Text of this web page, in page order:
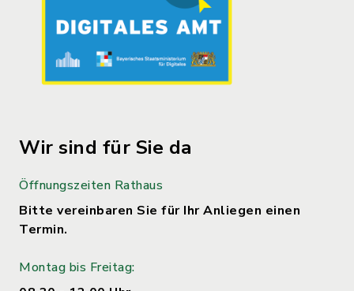
Wir sind für Sie da
Öffnungszeiten Rathaus
Bitte vereinbaren Sie für Ihr Anliegen einen
Termin.
Montag bis Freitag: